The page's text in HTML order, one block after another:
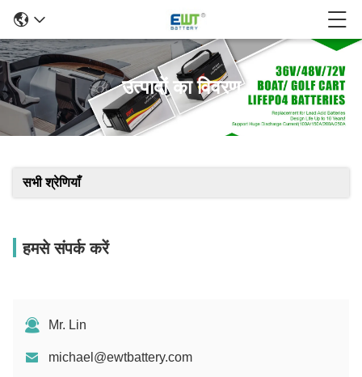
उत्पादों का विवरण
सभी श्रेणियाँ
हमसे संपर्क करें
Mr. Lin
michael@ewtbattery.com